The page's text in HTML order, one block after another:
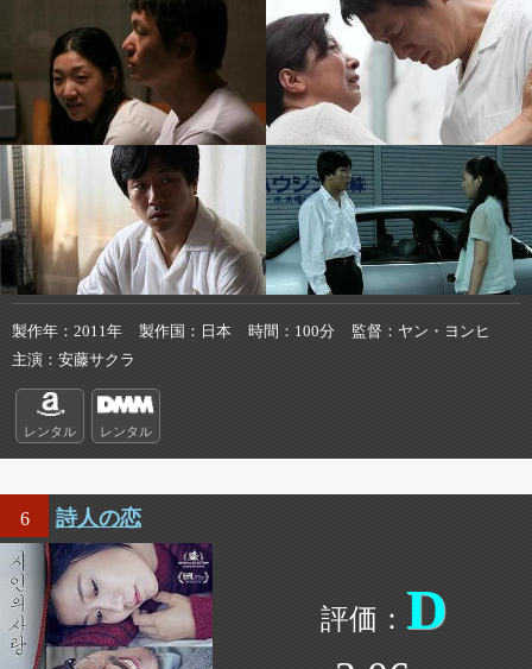
製作年 2011年 製作国 日本 時間 100分 監督
ヤン・ヨンヒ
主演
安藤サクラ
レンタル レンタル
6 詩人の恋
D